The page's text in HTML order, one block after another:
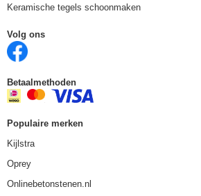
Keramische tegels schoonmaken
Volg ons
Betaalmethoden
Populaire merken
Kijlstra
Oprey
Onlinebetonstenen.nl